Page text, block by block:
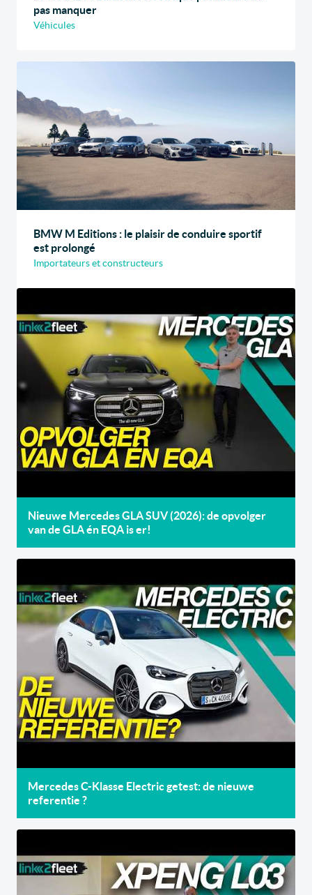
pas manquer
Véhicules
BMW M Editions : le plaisir de conduire sportif
est prolongé
Importateurs et constructeurs
Nieuwe Mercedes GLA SUV (2026): de opvolger
van de GLA én EQA is er!
Mercedes C-Klasse Electric getest: de nieuwe
referentie ?